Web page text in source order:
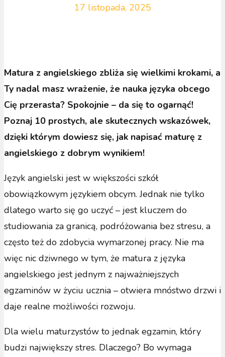
17 listopada, 2025
Matura z angielskiego zbliża się wielkimi krokami, a
Ty nadal masz wrażenie, że nauka języka obcego
Cię przerasta? Spokojnie – da się to ogarnąć!
Poznaj 10 prostych, ale skutecznych wskazówek,
dzięki którym dowiesz się, jak napisać maturę z
angielskiego z dobrym wynikiem!
Język angielski jest w większości szkół
obowiązkowym językiem obcym. Jednak nie tylko
dlatego warto się go uczyć – jest kluczem do
studiowania za granicą, podróżowania bez stresu, a
często też do zdobycia wymarzonej pracy. Nie ma
więc nic dziwnego w tym, że matura z języka
angielskiego jest jednym z najważniejszych
egzaminów w życiu ucznia – otwiera mnóstwo drzwi i
daje realne możliwości rozwoju.
Dla wielu maturzystów to jednak egzamin, który
budzi największy stres. Dlaczego? Bo wymaga